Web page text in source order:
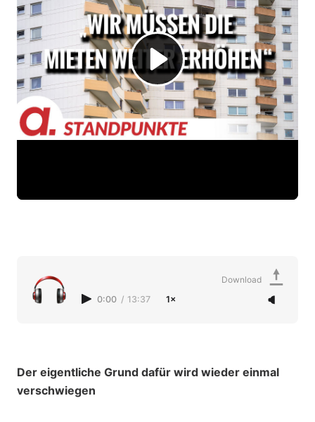
0:00 / 13:37 1×
Download
Der eigentliche Grund dafür wird wieder einmal
verschwiegen